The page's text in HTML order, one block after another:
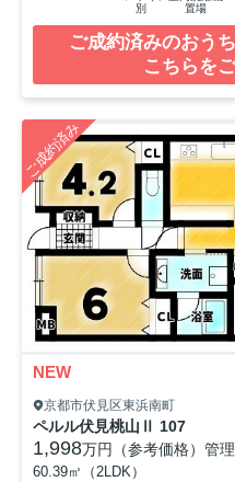
別
置場
ご成約済みのおう
こちらを
ご成約済み
NEW
京都市伏見区東浜南町
ペルル伏見桃山Ⅱ 107
1,998万円（参考価格） 管
60.39㎡（2LDK）